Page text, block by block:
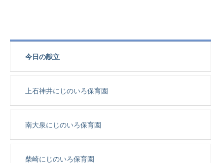
今日の献立
上石神井にじのいろ保育園
南大泉にじのいろ保育園
柴崎にじのいろ保育園